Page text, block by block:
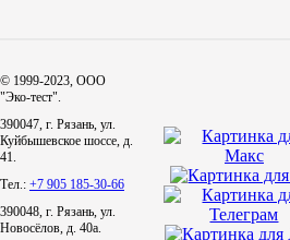
АКБ
Свечи
Лампы
© 1999-2023, ООО
"Эко-тест".
390047, г. Рязань, ул.
Куйбышевское шоссе, д.
41.
Тел.: +7 905 185-30-66
390048, г. Рязань, ул.
Новосёлов, д. 40а.